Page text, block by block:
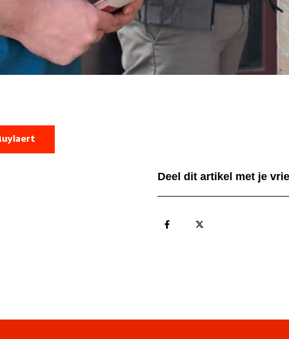
Deel dit artikel met je